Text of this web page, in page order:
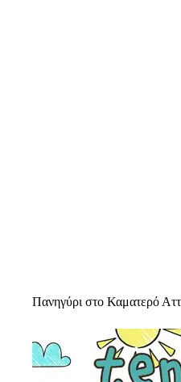
Πανηγύρι στο Καματερό